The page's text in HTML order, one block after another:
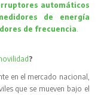
automáticos
de energía
de frecuencia.
?
en el mercado nacional,
que se mueven bajo el